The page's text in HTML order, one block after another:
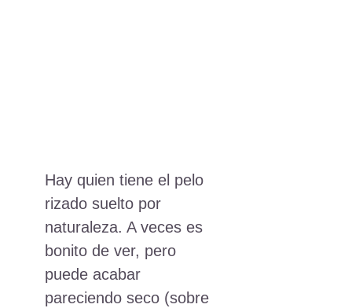
Hay quien tiene el pelo
rizado suelto por
naturaleza. A veces es
bonito de ver, pero
puede acabar
pareciendo seco (sobre